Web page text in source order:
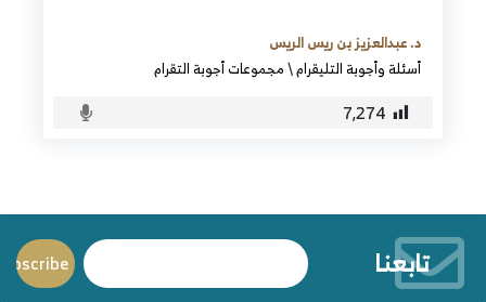
د. عبدالعزيز بن ريس الريس
أسئلة وأجوبة التليقرام\مجموعات أجوبة التقرام
7٬274
تابعنا